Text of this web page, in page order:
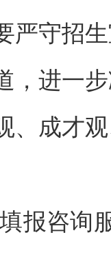
严守招
，进一
、成才
咨询服